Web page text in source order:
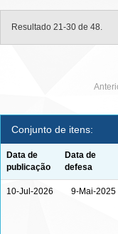
Resultado 21-30 de 48.
Conjunto de itens:
Data de
publicação
Data de
defesa
10-Jul-2026 9-Mai-2025